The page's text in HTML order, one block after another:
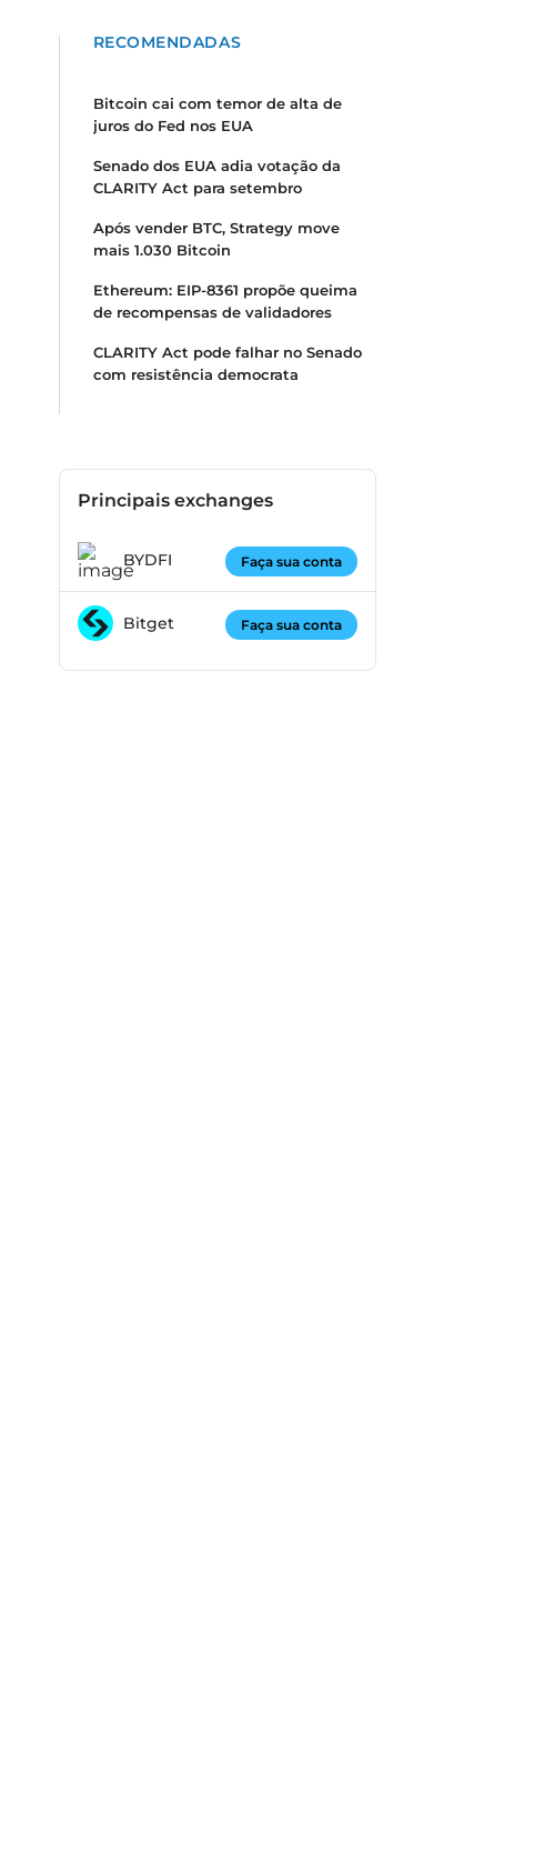
RECOMENDADAS
Bitcoin cai com temor de alta de
juros do Fed nos EUA
Senado dos EUA adia votação da
CLARITY Act para setembro
Após vender BTC, Strategy move
mais 1.030 Bitcoin
Ethereum: EIP-8361 propõe queima
de recompensas de validadores
CLARITY Act pode falhar no Senado
com resistência democrata
Principais exchanges
BYDFI Faça sua conta
Bitget Faça sua conta